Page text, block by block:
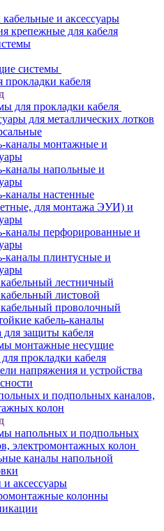
и аксессуары
крепежные для кабеля
системы
кабеля
для прокладки кабеля
для металлических лотков
каналы монтажные и
каналы напольные и
каналы настенные
для монтажа ЭУИ) и
каналы перфорированные и
каналы плинтусные и
лестничный
листовой
проволочный
кабель-каналы
для защиты кабеля
монтажные несущие
прокладки кабеля
напряжения и устройства
и подпольных каналов,
колон
напольных и подпольных
электромонтажных колон
каналы напольной
аксессуары
колонны